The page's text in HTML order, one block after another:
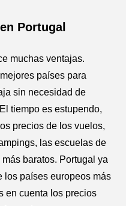
Portugal
muchas ventajas.
países para
sin necesidad de
tiempo es estupendo,
precios de los vuelos,
las escuelas de
baratos. Portugal ya
los países europeos más
en cuenta los precios